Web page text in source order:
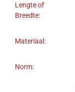
Lengte of
Breedte:
Materiaal:
Norm: